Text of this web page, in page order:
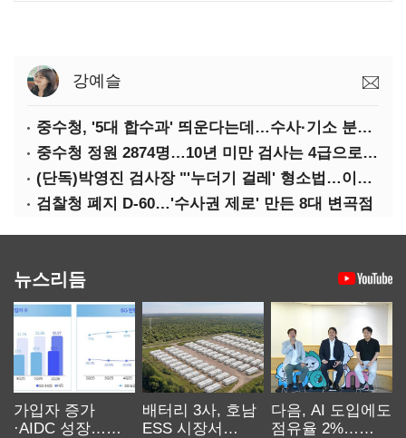
강예슬
중수청, '5대 합수과' 띄운다는데…수사·기소 분리로 협력방안 '부재'
중수청 정원 2874명…10년 미만 검사는 4급으로 임용
(단독)박영진 검사장 "'누더기 걸레' 형소법…이재명 대통령 책임져야"
검찰청 폐지 D-60…'수사권 제로' 만든 8대 변곡점
뉴스리듬
가입자 증가
·AIDC 성장…
배터리 3사, 호남
ESS 시장서
다음, AI 도입에도
점유율 2%…